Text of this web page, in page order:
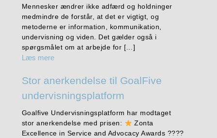
Mennesker ændrer ikke adfærd og holdninger
medmindre de forstår, at det er vigtigt, og
metoderne er information, kommunikation,
undervisning og viden. Det gælder også i
spørgsmålet om at arbejde for […]
Læs mere
Stor anerkendelse til GoalFive
undervisningsplatform
Goalfive Undervisningsplatform har modtaget
stor anerkendelse med prisen:
Zonta
Excellence in Service and Advocacy Awards ????